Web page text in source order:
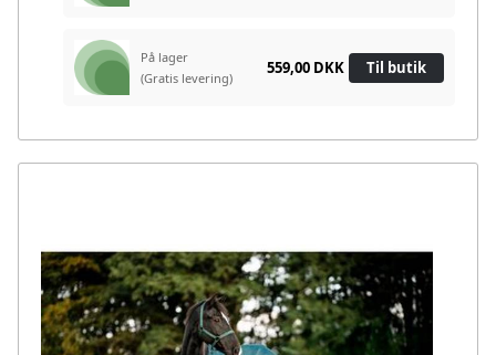
På lager
(Gratis levering)
559,00 DKK Til butik